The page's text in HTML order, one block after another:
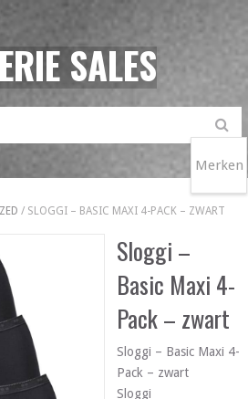
SALES
/ SLOGGI – BASIC MAXI 4-PACK – ZWART
Sloggi –
Basic Maxi 4-
Pack – zwart
Sloggi – Basic Maxi 4-
Pack – zwart
Sloggi
Merken